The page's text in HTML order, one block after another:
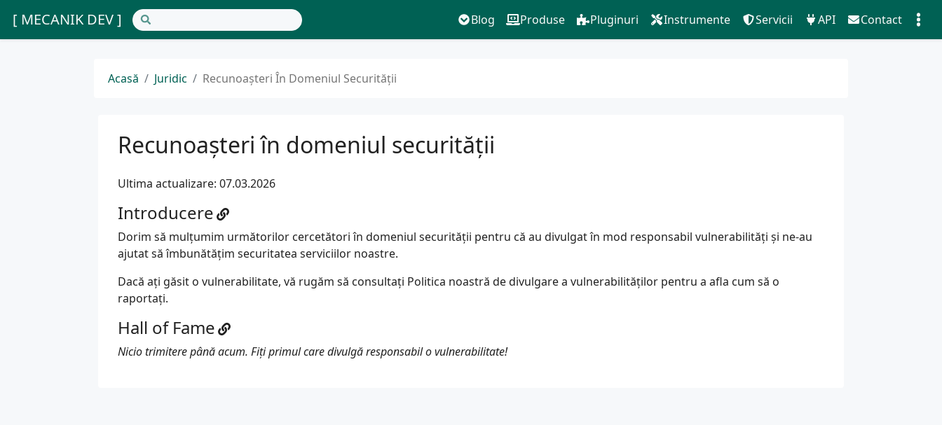
[ MECANIK DEV ] Blog Produse Pluginuri Instrumente Servicii API Contact
Acasă Juridic Recunoașteri În Domeniul Securității
Recunoașteri în domeniul securității
Ultima actualizare: 07.03.2026
Introducere
Dorim să mulțumim următorilor cercetători în domeniul securității pentru că au divulgat în mod responsabil vulnerabilități și ne-au
ajutat să îmbunătățim securitatea serviciilor noastre.
Dacă ați găsit o vulnerabilitate, vă rugăm să consultați Politica noastră de divulgare a vulnerabilităților pentru a afla cum să o
raportați.
Hall of Fame
Nicio trimitere până acum. Fiți primul care divulgă responsabil o vulnerabilitate!